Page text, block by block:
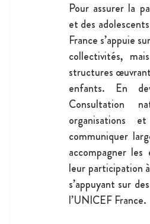
Pour assurer la
et des
France s’appuie
collectivités,
structures
enfants. En
Consultation
organisations
communiquer
accompagner
leur participation
s’appuyant sur
l’UNICEF France.